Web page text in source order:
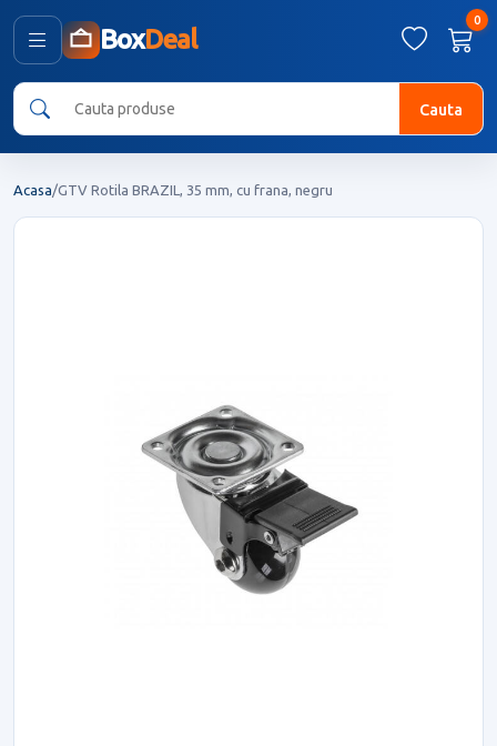
BoxDeal
0
Cauta
Acasa/GTV Rotila BRAZIL, 35 mm, cu frana, negru